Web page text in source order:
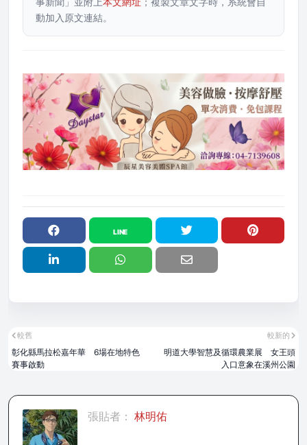
動加入原文連結。
較新的
明道大學智慧及循環農業展 女王頭
入口意象在溪州公園
較舊
彰化縣馬拉松嘉年華 6場在地特色
賽事啟動
張貼者： 林明佑